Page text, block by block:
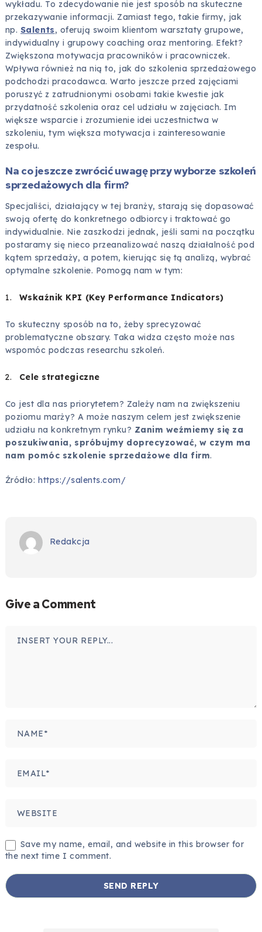
wykładu. To zdecydowanie nie jest sposób na skuteczne
przekazywanie informacji. Zamiast tego, takie firmy, jak
np. Salents, oferują swoim klientom warsztaty grupowe,
indywidualny i grupowy coaching oraz mentoring. Efekt?
Zwiększona motywacja pracowników i pracowniczek.
Wpływa również na nią to, jak do szkolenia sprzedażowego
podchodzi pracodawca. Warto jeszcze przed zajęciami
poruszyć z zatrudnionymi osobami takie kwestie jak
przydatność szkolenia oraz cel udziału w zajęciach. Im
większe wsparcie i zrozumienie idei uczestnictwa w
szkoleniu, tym większa motywacja i zainteresowanie
zespołu.
Na co jeszcze zwrócić uwagę przy wyborze szkoleń
sprzedażowych dla firm?
Specjaliści, działający w tej branży, starają się dopasować
swoją ofertę do konkretnego odbiorcy i traktować go
indywidualnie. Nie zaszkodzi jednak, jeśli sami na początku
postaramy się nieco przeanalizować naszą działalność pod
kątem sprzedaży, a potem, kierując się tą analizą, wybrać
optymalne szkolenie. Pomogą nam w tym:
Wskaźnik KPI (Key Performance Indicators)
To skuteczny sposób na to, żeby sprecyzować
problematyczne obszary. Taka widza często może nas
wspomóc podczas researchu szkoleń.
Cele strategiczne
Co jest dla nas priorytetem? Zależy nam na zwiększeniu
poziomu marży? A może naszym celem jest zwiększenie
udziału na konkretnym rynku? Zanim weźmiemy się za
poszukiwania, spróbujmy doprecyzować, w czym ma
nam pomóc szkolenie sprzedażowe dla firm.
Źródło: https://salents.com/
Redakcja
Give a Comment
Save my name, email, and website in this browser for
the next time I comment.